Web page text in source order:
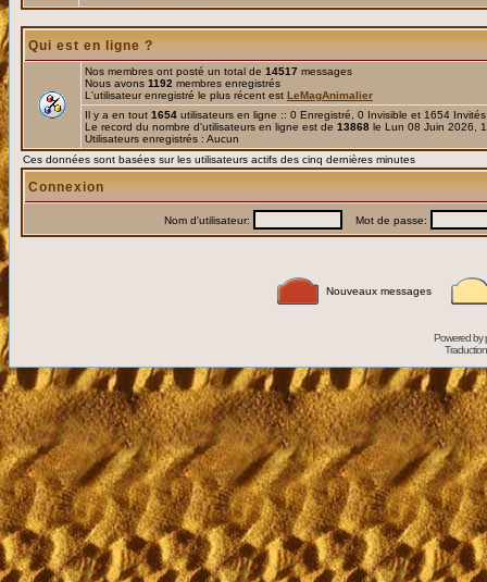
Qui est en ligne ?
Nos membres ont posté un total de 14517 messages
Nous avons 1192 membres enregistrés
L'utilisateur enregistré le plus récent est LeMagAnimalier
Il y a en tout 1654 utilisateurs en ligne :: 0 Enregistré, 0 Invisible et 1654
Le record du nombre d'utilisateurs en ligne est de 13868 le Lun 08 Juin 2026,
Utilisateurs enregistrés : Aucun
Ces données sont basées sur les utilisateurs actifs des cinq dernières minutes
Connexion
Nom d'utilisateur: Mot de passe:
Nouveaux messages
Powered by